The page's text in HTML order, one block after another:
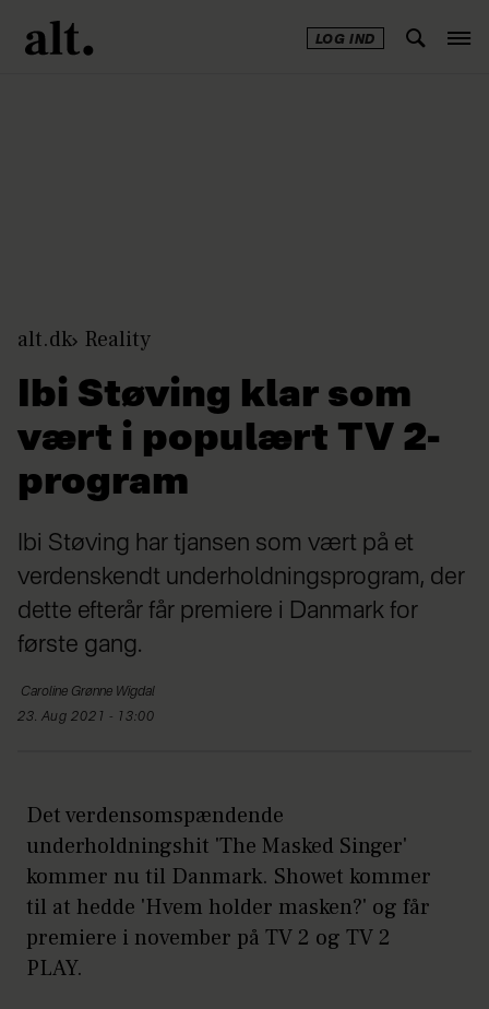
LOG IND
alt.dk Reality
Ibi Støving klar som
vært i populært TV 2-
program
Ibi Støving har tjansen som vært på et
verdenskendt underholdningsprogram, der
dette efterår får premiere i Danmark for
første gang.
Caroline Grønne Wigdal
23. Aug 2021 - 13:00
Det verdensomspændende
underholdningshit 'The Masked Singer'
kommer nu til Danmark. Showet kommer
til at hedde 'Hvem holder masken?' og får
premiere i november på TV 2 og TV 2
PLAY.